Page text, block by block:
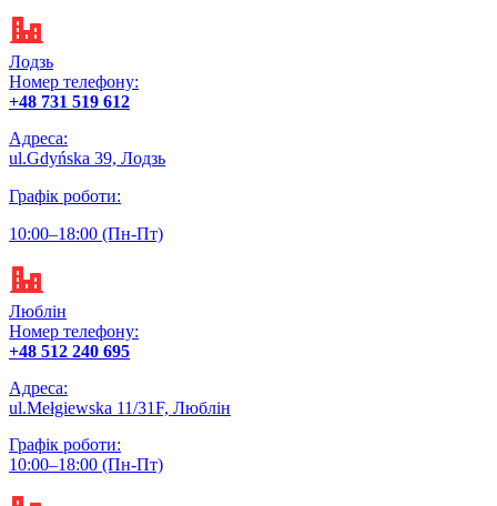
Лодзь
Номер телефону:
+48 731 519 612
Адреса:
ul.Gdyńska 39, Лодзь
Графік роботи:
10:00–18:00 (‌Пн-Пт)
Люблін
Номер телефону:
+48 512 240 695
Адреса:
ul.Mełgiewska 11/31F, Люблін
Графік роботи:
10:00–18:00 (‌Пн-Пт)